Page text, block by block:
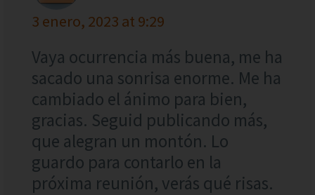
3 enero, 2023 at 9:29
Vaya ocurrencia más buena, me ha
sacado una sonrisa enorme. Me ha
cambiado el ánimo para bien,
gracias. Seguid publicando más,
que alegran un montón. Lo
guardo para contarlo en la
próxima reunión, verás qué risas.